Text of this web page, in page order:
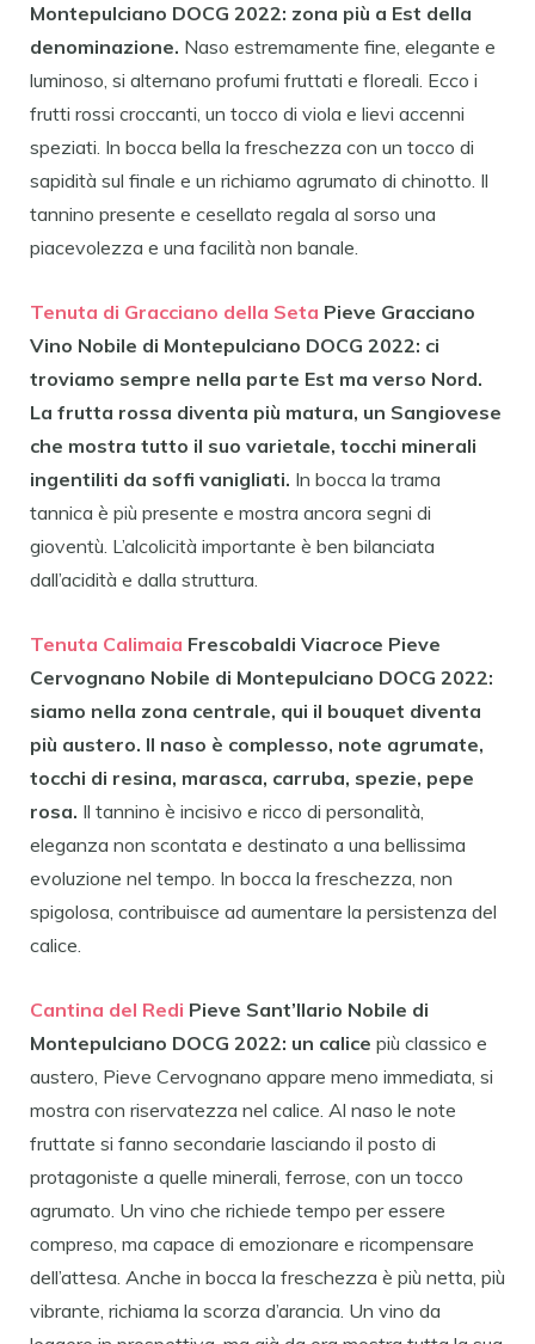
Montepulciano DOCG 2022: zona più a Est della
denominazione. Naso estremamente fine, elegante e
luminoso, si alternano profumi fruttati e floreali. Ecco i
frutti rossi croccanti, un tocco di viola e lievi accenni
speziati. In bocca bella la freschezza con un tocco di
sapidità sul finale e un richiamo agrumato di chinotto. Il
tannino presente e cesellato regala al sorso una
piacevolezza e una facilità non banale.
Tenuta di Gracciano della Seta Pieve Gracciano
Vino Nobile di Montepulciano DOCG 2022: ci
troviamo sempre nella parte Est ma verso Nord.
La frutta rossa diventa più matura, un Sangiovese
che mostra tutto il suo varietale, tocchi minerali
ingentiliti da soffi vanigliati. In bocca la trama
tannica è più presente e mostra ancora segni di
gioventù. L’alcolicità importante è ben bilanciata
dall’acidità e dalla struttura.
Tenuta Calimaia Frescobaldi Viacroce Pieve
Cervognano Nobile di Montepulciano DOCG 2022:
siamo nella zona centrale, qui il bouquet diventa
più austero. Il naso è complesso, note agrumate,
tocchi di resina, marasca, carruba, spezie, pepe
rosa. Il tannino è incisivo e ricco di personalità,
eleganza non scontata e destinato a una bellissima
evoluzione nel tempo. In bocca la freschezza, non
spigolosa, contribuisce ad aumentare la persistenza del
calice.
Cantina del Redi Pieve Sant’Ilario Nobile di
Montepulciano DOCG 2022: un calice più classico e
austero, Pieve Cervognano appare meno immediata, si
mostra con riservatezza nel calice. Al naso le note
fruttate si fanno secondarie lasciando il posto di
protagoniste a quelle minerali, ferrose, con un tocco
agrumato. Un vino che richiede tempo per essere
compreso, ma capace di emozionare e ricompensare
dell’attesa. Anche in bocca la freschezza è più netta, più
vibrante, richiama la scorza d’arancia. Un vino da